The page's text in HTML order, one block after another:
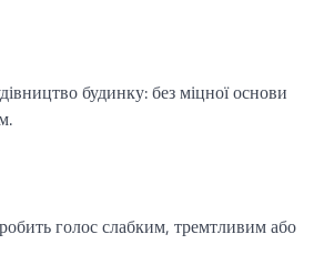
будинку: без міцної основи
голос слабким, тремтливим або